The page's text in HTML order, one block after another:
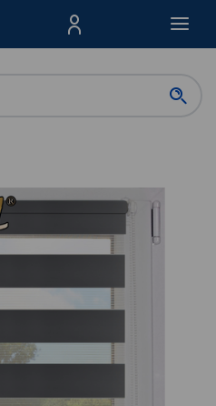
Menu Produktów,